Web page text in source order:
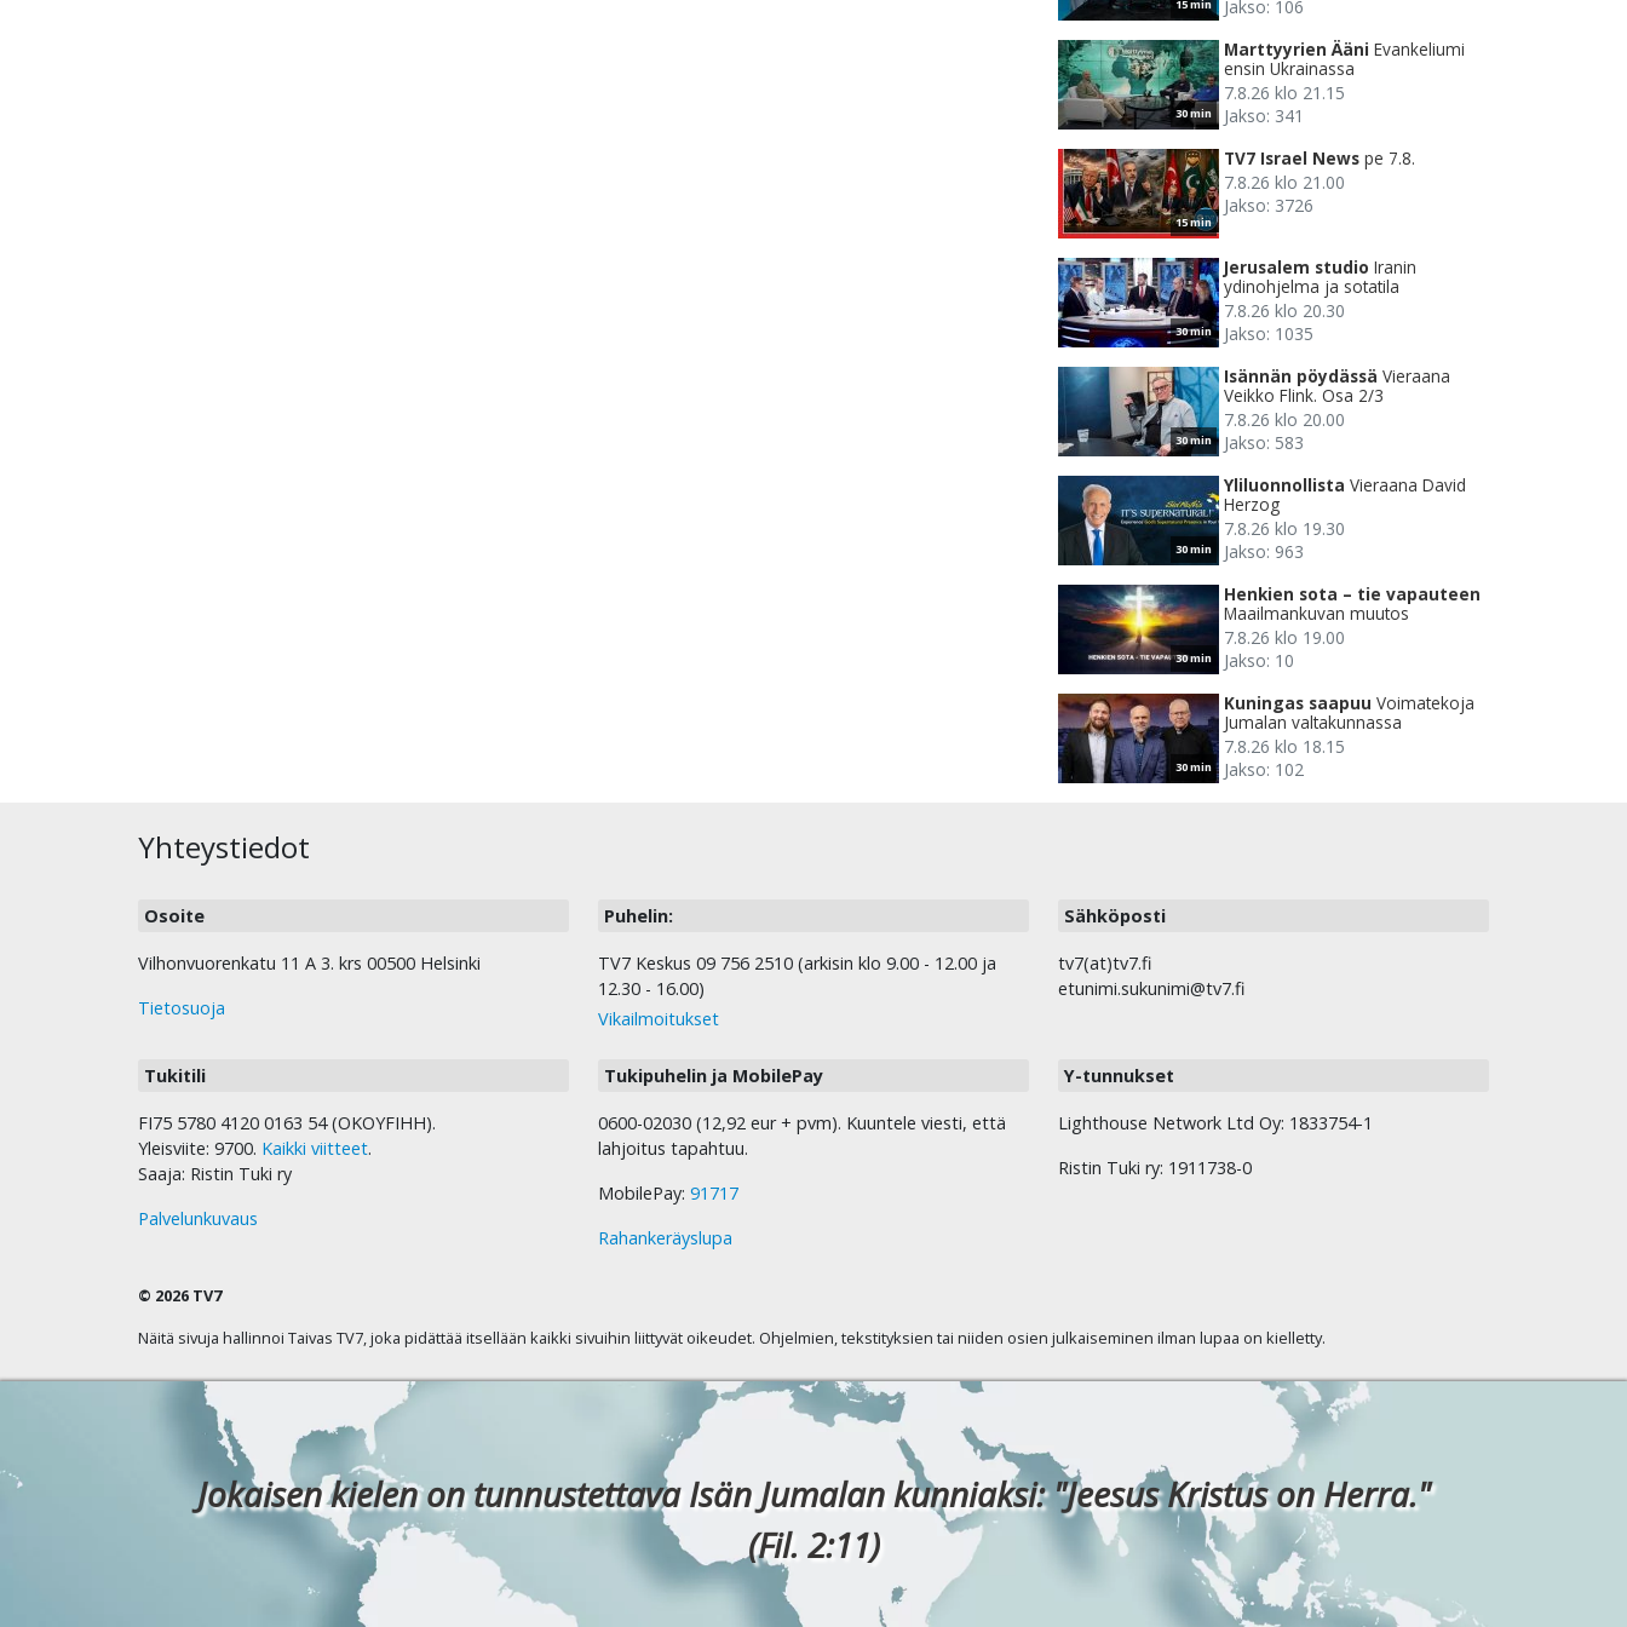
15 min Jakso: 106
30 min
Marttyyrien Ääni Evankeliumi
ensin Ukrainassa
7.8.26 klo 21.15
Jakso: 341
15 min
TV7 Israel News pe 7.8.
7.8.26 klo 21.00
Jakso: 3726
30 min
Jerusalem studio Iranin
ydinohjelma ja sotatila
7.8.26 klo 20.30
Jakso: 1035
30 min
Isännän pöydässä Vieraana
Veikko Flink. Osa 2/3
7.8.26 klo 20.00
Jakso: 583
30 min
Yliluonnollista Vieraana David
Herzog
7.8.26 klo 19.30
Jakso: 963
30 min
Henkien sota – tie vapauteen
Maailmankuvan muutos
7.8.26 klo 19.00
Jakso: 10
30 min
Kuningas saapuu Voimatekoja
Jumalan valtakunnassa
7.8.26 klo 18.15
Jakso: 102
Yhteystiedot
Osoite
Vilhonvuorenkatu 11 A 3. krs 00500 Helsinki
Tietosuoja
Puhelin:
TV7 Keskus 09 756 2510 (arkisin klo 9.00 - 12.00 ja
12.30 - 16.00)
Vikailmoitukset
Sähköposti
tv7(at)tv7.fi
etunimi.sukunimi@tv7.fi
Tukitili
FI75 5780 4120 0163 54 (OKOYFIHH).
Yleisviite: 9700. Kaikki viitteet.
Saaja: Ristin Tuki ry
Palvelunkuvaus
Tukipuhelin ja MobilePay
0600-02030 (12,92 eur + pvm). Kuuntele viesti, että
lahjoitus tapahtuu.
MobilePay: 91717
Rahankeräyslupa
Y-tunnukset
Lighthouse Network Ltd Oy: 1833754-1
Ristin Tuki ry: 1911738-0
© 2026 TV7
Näitä sivuja hallinnoi Taivas TV7, joka pidättää itsellään kaikki sivuihin liittyvät oikeudet. Ohjelmien, tekstityksien tai niiden osien julkaiseminen ilman lupaa on kielletty.
Jokaisen kielen on tunnustettava Isän Jumalan kunniaksi: "Jeesus Kristus on Herra."
(Fil. 2:11)